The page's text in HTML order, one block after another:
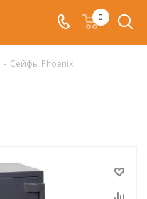
0
- Сейфы Phoenix